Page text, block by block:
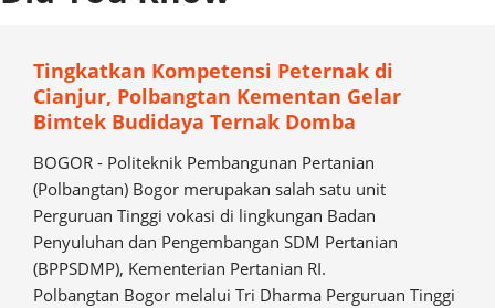
Tingkatkan Kompetensi Peternak di
Cianjur, Polbangtan Kementan Gelar
Bimtek Budidaya Ternak Domba
BOGOR - Politeknik Pembangunan Pertanian
(Polbangtan) Bogor merupakan salah satu unit
Perguruan Tinggi vokasi di lingkungan Badan
Penyuluhan dan Pengembangan SDM Pertanian
(BPPSDMP), Kementerian Pertanian RI.
Polbangtan Bogor melalui Tri Dharma Perguruan Tinggi